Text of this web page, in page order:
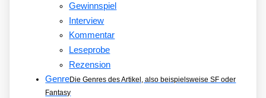
Gewinnspiel
Interview
Kommentar
Leseprobe
Rezension
GenreDie Genres des Artikel, also beispielsweise SF oder
Fantasy